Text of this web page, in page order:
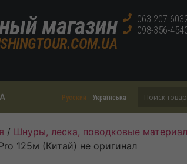
магазин
063-207-
098-356-
Русский Українська
/ Шнуры, леска, поводковые
125м (Китай) не оригинал